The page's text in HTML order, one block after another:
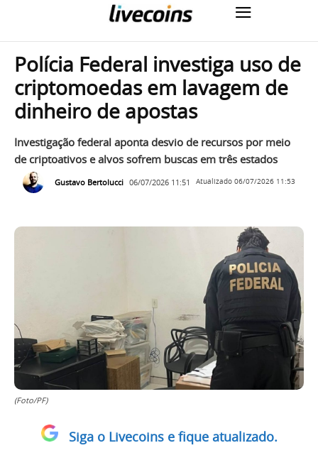
Polícia Federal investiga uso de
criptomoedas em lavagem de
dinheiro de apostas
Investigação federal aponta desvio de recursos por meio
de criptoativos e alvos sofrem buscas em três estados
Gustavo Bertolucci 06/07/2026 11:51 Atualizado 06/07/2026 11:53
(Foto/PF)
Siga o Livecoins e fique atualizado.